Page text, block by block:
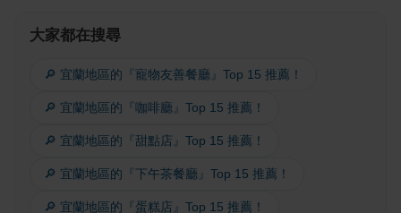
大家都在搜尋
🔎 宜蘭地區的『寵物友善餐廳』Top 15 推薦！
🔎 宜蘭地區的『咖啡廳』Top 15 推薦！
🔎 宜蘭地區的『甜點店』Top 15 推薦！
🔎 宜蘭地區的『下午茶餐廳』Top 15 推薦！
🔎 宜蘭地區的『蛋糕店』Top 15 推薦！